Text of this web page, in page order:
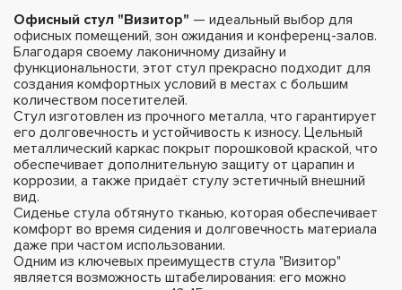
Офисный стул "Визитор" — идеальный выбор для
офисных помещений, зон ожидания и конференц-залов.
Благодаря своему лаконичному дизайну и
функциональности, этот стул прекрасно подходит для
создания комфортных условий в местах с большим
количеством посетителей.
Стул изготовлен из прочного металла, что гарантирует
его долговечность и устойчивость к износу. Цельный
металлический каркас покрыт порошковой краской, что
обеспечивает дополнительную защиту от царапин и
коррозии, а также придаёт стулу эстетичный внешний
вид.
Сиденье стула обтянуто тканью, которая обеспечивает
комфорт во время сидения и долговечность материала
даже при частом использовании.
Одним из ключевых преимуществ стула "Визитор"
является возможность штабелирования: его можно